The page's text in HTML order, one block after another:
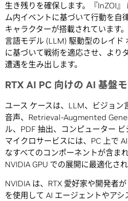
生き残りを確保します。『InZOI
ム内イベントに基づいて行動を自
キャラクターが搭載されています
言語モデル (LLM) 駆動型のレイド
に基づいて戦術を適応させ、より
遭遇を生み出します。
RTX AI PC 向けの AI 基盤
ユース ケースは、LLM、ビジョン
音声、Retrieval-Augmented
ル、PDF 抽出、コンピューター
マイクロサービスには、PC 上で
なすべてのコンポーネントが含ま
NVIDIA GPU での展開に最適化され
NVIDIA は、RTX 愛好家や開発者
を使用して AI エージェントやア